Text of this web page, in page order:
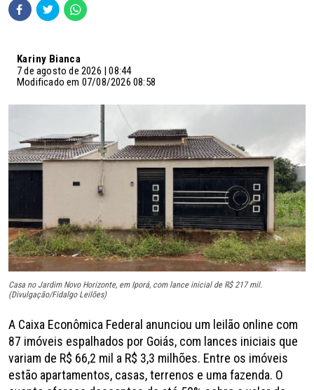
Kariny Bianca
7 de agosto de 2026 | 08:44
Modificado em 07/08/2026 08:58
Casa no Jardim Novo Horizonte, em Iporá, com lance inicial de R$ 217 mil.
(Divulgação/Fidalgo Leilões)
A Caixa Econômica Federal anunciou um leilão online com
87 imóveis espalhados por Goiás, com lances iniciais que
variam de R$ 66,2 mil a R$ 3,3 milhões. Entre os imóveis
estão apartamentos, casas, terrenos e uma fazenda. O